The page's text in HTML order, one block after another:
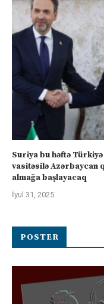
Suriya bu həftə Türkiyə
vasitəsilə Azərbaycan
almağa başlayacaq
İyul 31, 2025
POSTER